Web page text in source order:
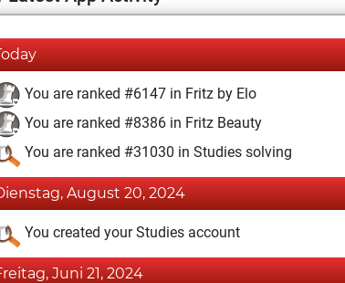
You are ranked #6147 in Fritz by Elo
You are ranked #8386 in Fritz Beauty
You are ranked #31030 in Studies solving
August 20, 2024
You created your Studies account
Juni 21, 2024